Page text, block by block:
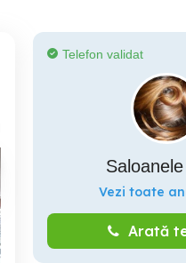
Telefon validat
Vezi toate
Arată